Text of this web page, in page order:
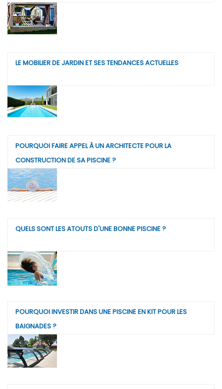
LE MOBILIER DE JARDIN ET SES TENDANCES ACTUELLES
POURQUOI FAIRE APPEL À UN ARCHITECTE POUR LA
CONSTRUCTION DE SA PISCINE ?
QUELS SONT LES ATOUTS D'UNE BONNE PISCINE ?
POURQUOI INVESTIR DANS UNE PISCINE EN KIT POUR LES
BAIGNADES ?